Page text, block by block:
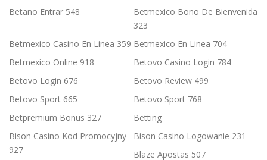
Betano Entrar 548
Betmexico Bono De Bienvenida
323
Betmexico Casino En Linea 359 Betmexico En Linea 704
Betmexico Online 918
Betovo Casino Login 784
Betovo Login 676
Betovo Review 499
Betovo Sport 665
Betovo Sport 768
Betpremium Bonus 327
Betting
Bison Casino Kod Promocyjny
927
Bison Casino Logowanie 231
Blaze Apostas 507